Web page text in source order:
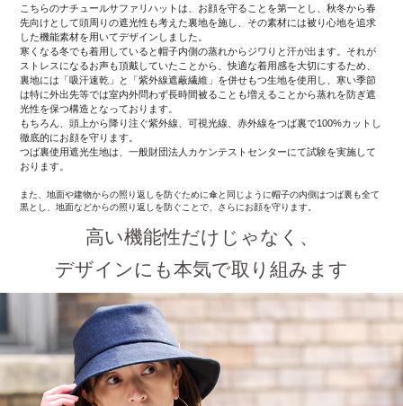
こちらのナチュールサファリハットは、お顔を守ることを第一とし、秋冬から春
先向けとして頭周りの遮光性も考えた裏地を施し、その素材には被り心地を追求
した機能素材を用いてデザインしました。
寒くなる冬でも着用していると帽子内側の蒸れからジワりと汗が出ます。それが
ストレスになるお声も頂戴していたことから、快適な着用感を大切にするため、
裏地には「吸汗速乾」と「紫外線遮蔽繊維」を併せもつ生地を使用し、寒い季節
は特に外出先等では室内外問わず長時間被ることも増えることから蒸れを防ぎ遮
光性を保つ構造となっております。
もちろん、頭上から降り注ぐ紫外線、可視光線、赤外線をつば裏で100%カットし
徹底的にお顔を守ります。
つば裏使用遮光生地は、一般財団法人カケンテストセンターにて試験を実施して
おります。
また、地面や建物からの照り返しを防ぐために傘と同じように帽子の内側はつば裏も全て
黒とし、地面などからの照り返しを防ぐことで、さらにお顔を守ります。
高い機能性だけじゃなく、
デザインにも本気で取り組みます